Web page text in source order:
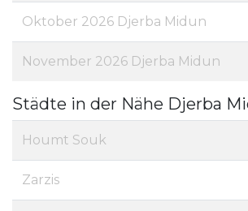
Oktober 2026 Djerba Midun
November 2026 Djerba Midun
Städte in der Nähe Djerba
Houmt Souk
Zarzis